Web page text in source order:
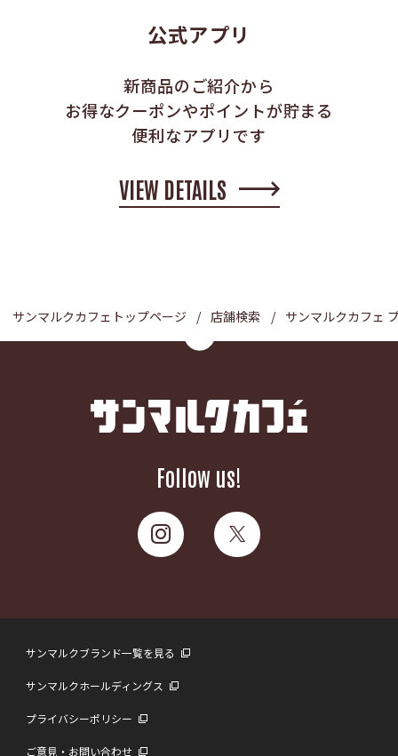
公式アプリ
新商品のご紹介から
お得なクーポンやポイントが貯まる
便利なアプリです
VIEW DETAILS
サンマルクカフェトップページ 店舗検索 サンマルクカフェ
Follow us!
サンマルクブランド一覧を見る
サンマルクホールディングス
プライバシーポリシー
ご意見・お問い合わせ